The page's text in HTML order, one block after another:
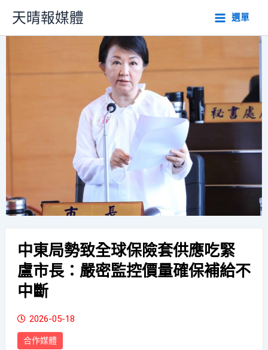
主
天晴報媒體 選單
中東局勢致全球保險套供應吃緊
盧市長：嚴密監控價量確保補給不
中斷
2026-05-18
合作媒體